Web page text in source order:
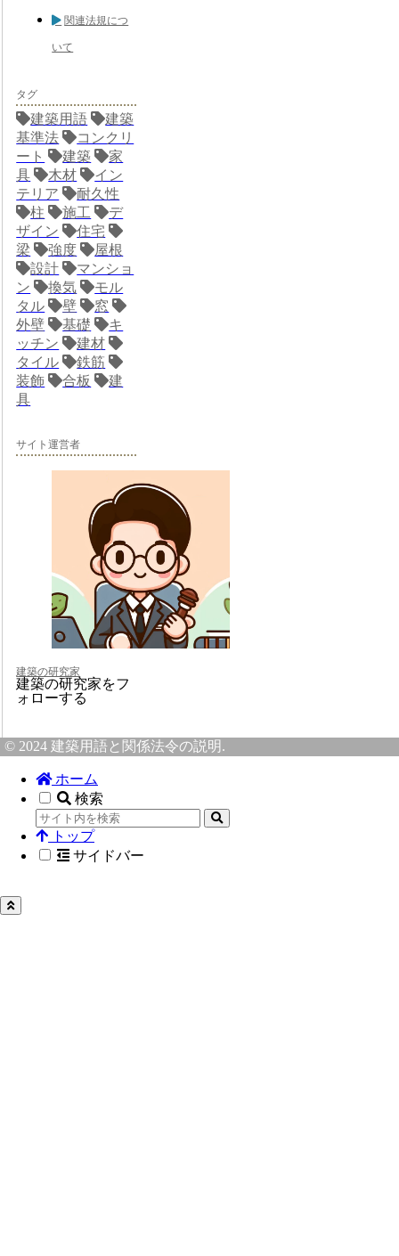
関連法規につ
いて
タグ
建築用語
建築
基準法
コンクリ
ート
建築
家
具
木材
イン
テリア
耐久性
柱
施工
デ
ザイン
住宅
梁
強度
屋根
設計
マンショ
ン
換気
モル
タル
壁
窓
外壁
基礎
キ
ッチン
建材
タイル
鉄筋
装飾
合板
建
具
サイト運営者
建築の研究家
建築の研究家をフ
ォローする
© 2024 建築用語と関係法令の説明.
ホーム
検索
トップ
サイドバー